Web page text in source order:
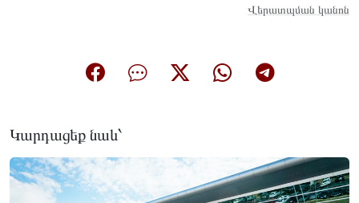
Վերատպման կանոն
Կարդացեք նաև՝